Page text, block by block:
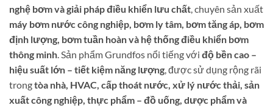
nghệ bơm và giải pháp điều khiển lưu chất , chuyên sản xuất
máy bơm nước công nghiệp, bơm ly tâm, bơm tăng áp, bơm
định lượng, bơm tuần hoàn và hệ thống điều khiển bơm
thông minh . Sản phẩm Grundfos nổi tiếng với độ bền cao –
hiệu suất lớn – tiết kiệm năng lượng , được sử dụng rộng rãi
trongtòa nhà, HVAC, cấp thoát nước, xử lý nước thải, sản
xuất công nghiệp, thực phẩm – đồ uống, dược phẩm và